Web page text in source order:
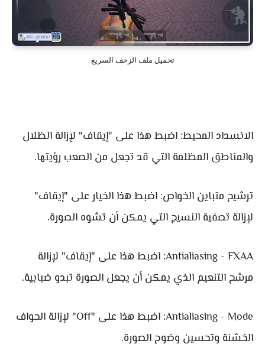
تحميل ملف الزحف السريع
الانسداد المحيط: اضبط هذا على "إيقاف" لإزالة الظلال
والمناطق المظلمة التي قد تجعل من الصعب رؤيتها.
ترشيح متباين الخواص: اضبط هذا الخيار على "إيقاف"
لإزالة تصفية النسيج التي يمكن أن تشوه الصورة.
Antialiasing - FXAA: اضبط هذا على "إيقاف" لإزالة
مرشح التنعيم الذي يمكن أن يجعل الصورة تبدو ضبابية.
Antialiasing - Mode: اضبط هذا على "Off" لإزالة الحواف
الخشنة وتحسين وضوح الصورة.